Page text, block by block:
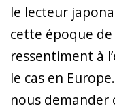
le lecteur
cette époque
ressentiment à
le cas en
nous demander